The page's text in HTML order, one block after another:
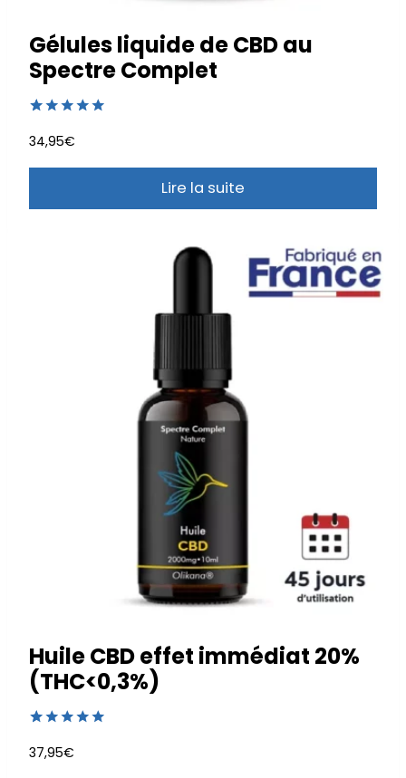
Gélules liquide de CBD au
Spectre Complet
sur 5 basé
notation
34,95€
Lire la suite
Huile CBD effet immédiat 20%
(THC<0,3%)
sur 5 basé
37,95€